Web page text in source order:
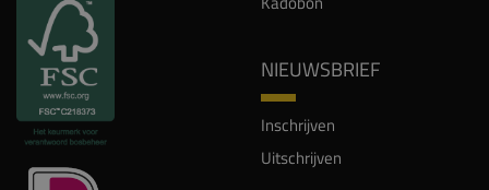
NIEUWSBRIEF
Inschrijven
Uitschrijven